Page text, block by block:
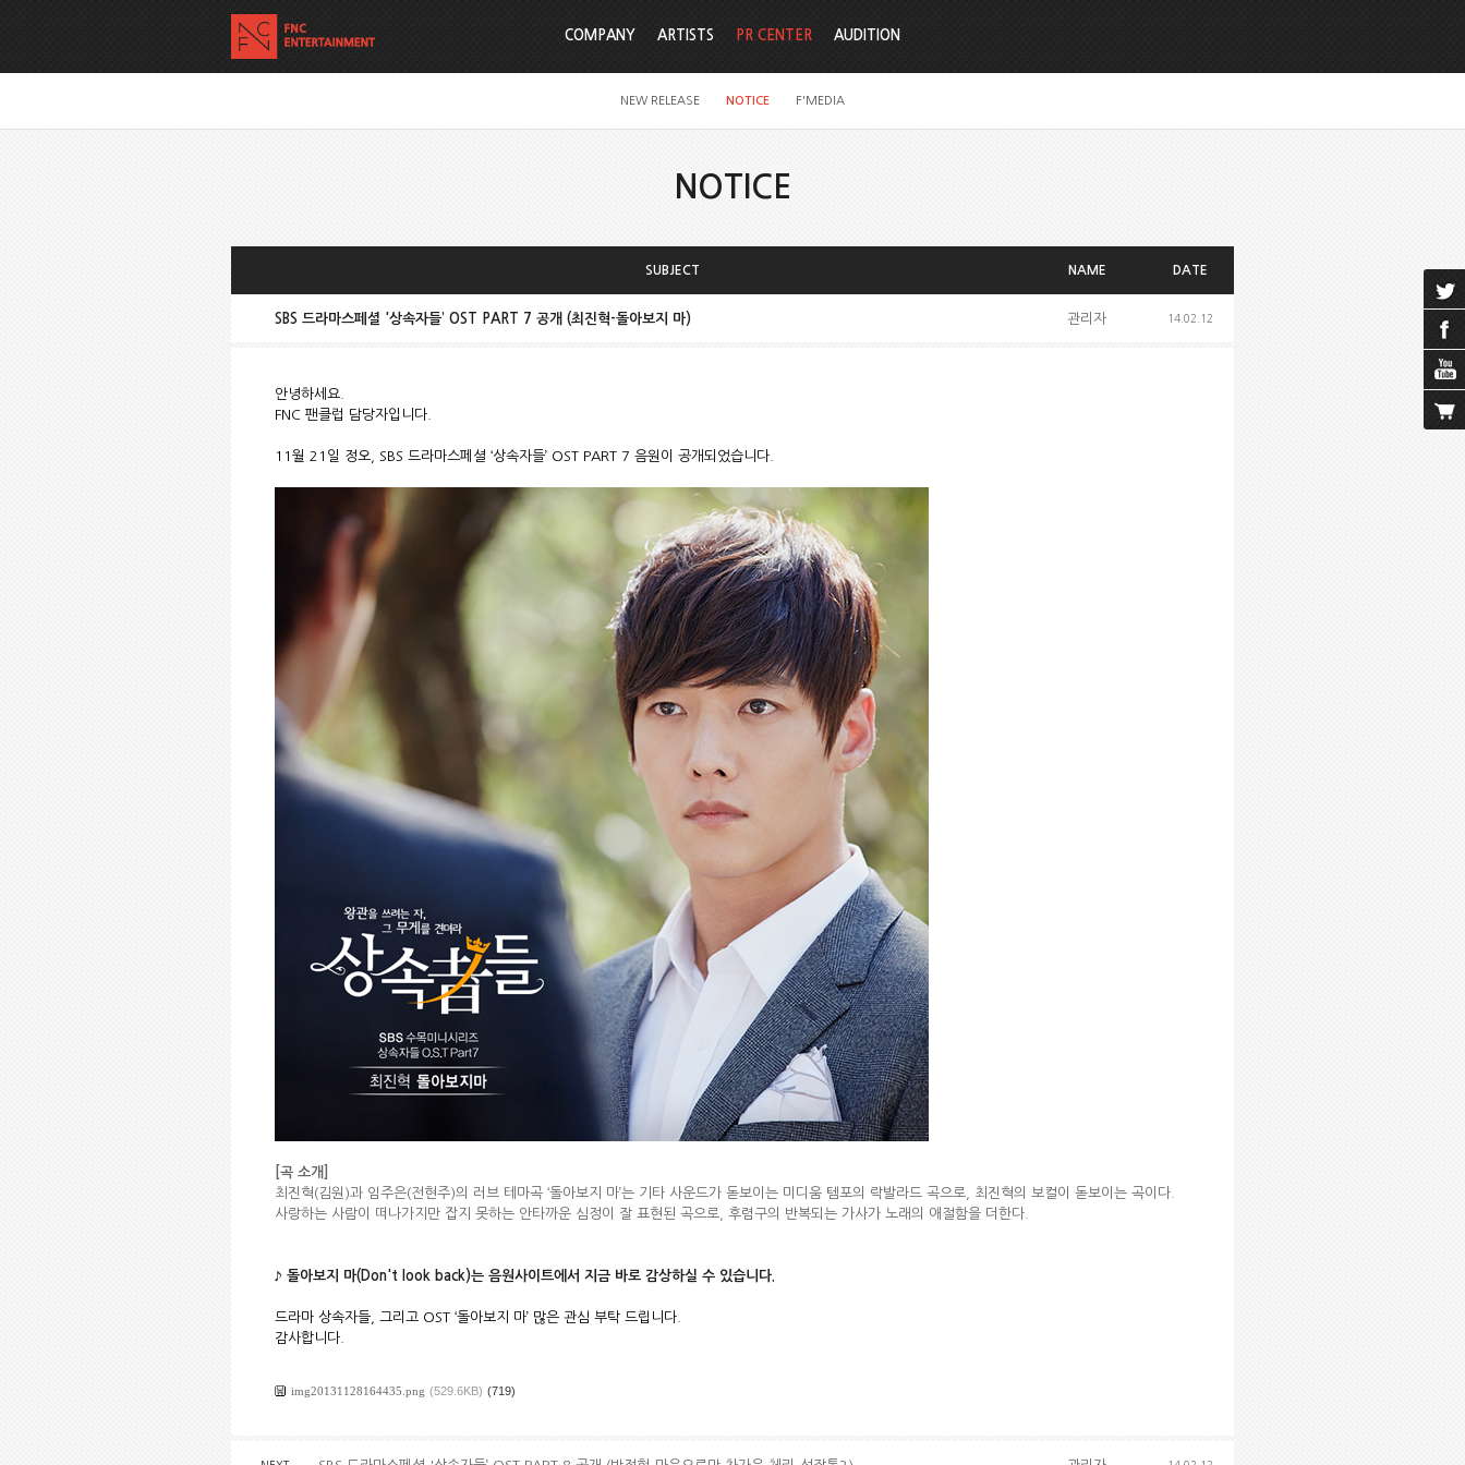
COMPANY ARTISTS PR CENTER
NEW RELEASE NOTICE F'MEDIA
AUDITION
NOTICE
SUBJECT NAME DATE
SBS 드라마스페셜 '상속자들’ OST PART 7 공개 (최진혁-돌아보지 마) 관리자 14.02.12
안녕하세요.
FNC 팬클럽 담당자입니다.
11월 21일 정오, SBS 드라마스페셜 ‘상속자들’ OST PART 7 음원이 공개되었습니다.
[곡 소개]
최진혁(김원)과 임주은(전현주)의 러브 테마곡 ‘돌아보지 마’는 기타 사운드가 돋보이는 미디움 템포의 락발라드 곡으로, 최진혁의 보컬이 돋보이는 곡이다.
사랑하는 사람이 떠나가지만 잡지 못하는 안타까운 심정이 잘 표현된 곡으로, 후렴구의 반복되는 가사가 노래의 애절함을 더한다.
♪ 돌아보지 마(Don't look back)는 음원사이트에서 지금 바로 감상하실 수 있습니다.
드라마 상속자들, 그리고 OST ‘돌아보지 마’ 많은 관심 부탁 드립니다.
감사합니다.
img20131128164435.png (529.6KB) (719)